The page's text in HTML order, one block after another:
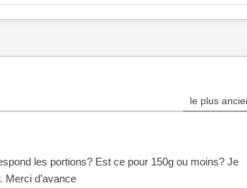
le plus
les portions? Est ce pour 150g ou moins? Je
Merci d’avance